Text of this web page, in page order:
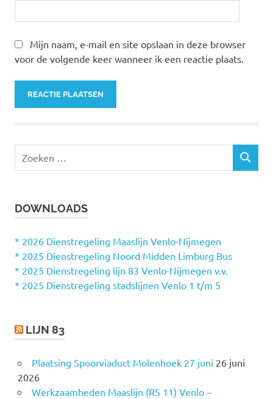
Mijn naam, e-mail en site opslaan in deze browser
voor de volgende keer wanneer ik een reactie plaats.
e
n
a
a
r
Z
DOWNLOADS
* 2026 Dienstregeling Maaslijn Venlo-Nijmegen
* 2025 Dienstregeling Noord Midden Limburg Bus
* 2025 Dienstregeling lijn 83 Venlo-Nijmegen v.v.
* 2025 Dienstregeling stadslijnen Venlo 1 t/m 5
LIJN 83
Plaatsing Spoorviaduct Molenhoek 27 juni 26 juni
2026
Werkzaamheden Maaslijn (RS 11) Venlo –